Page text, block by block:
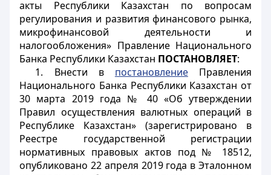
акты Республики Казахстан по вопросам
регулирования и развития финансового рынка,
микрофинансовой деятельности и
налогообложения» Правление Национального
Банка Республики Казахстан ПОСТАНОВЛЯЕТ:
1. Внести в постановлениеПравления
Национального Банка Республики Казахстан от
30 марта 2019 года № 40 «Об утверждении
Правил осуществления валютных операций в
Республике Казахстан» (зарегистрировано в
Реестре государственной регистрации
нормативных правовых актов под № 18512,
опубликовано 22 апреля 2019 года в Эталонном